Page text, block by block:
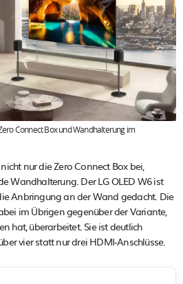
Connect Box und Wandhalterung im
nur die Zero Connect Box bei,
Wandhalterung. Der LG OLED W6 ist
Anbringung an der Wand gedacht. Die
im Übrigen gegenüber der Variante,
hat, überarbeitet. Sie ist deutlich
vier statt nur drei HDMI-Anschlüsse.